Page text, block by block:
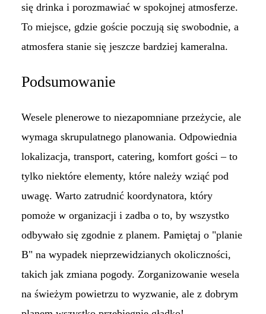
się drinka i porozmawiać w spokojnej atmosferze.
To miejsce, gdzie goście poczują się swobodnie, a
atmosfera stanie się jeszcze bardziej kameralna.
Podsumowanie
Wesele plenerowe to niezapomniane przeżycie, ale
wymaga skrupulatnego planowania. Odpowiednia
lokalizacja, transport, catering, komfort gości – to
tylko niektóre elementy, które należy wziąć pod
uwagę. Warto zatrudnić koordynatora, który
pomoże w organizacji i zadba o to, by wszystko
odbywało się zgodnie z planem. Pamiętaj o "planie
B" na wypadek nieprzewidzianych okoliczności,
takich jak zmiana pogody. Zorganizowanie wesela
na świeżym powietrzu to wyzwanie, ale z dobrym